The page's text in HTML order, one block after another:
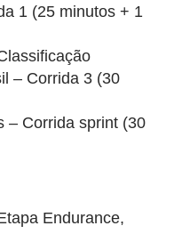
1 (25 minutos + 1
– Corrida 3 (30
– Corrida sprint (30
Endurance,